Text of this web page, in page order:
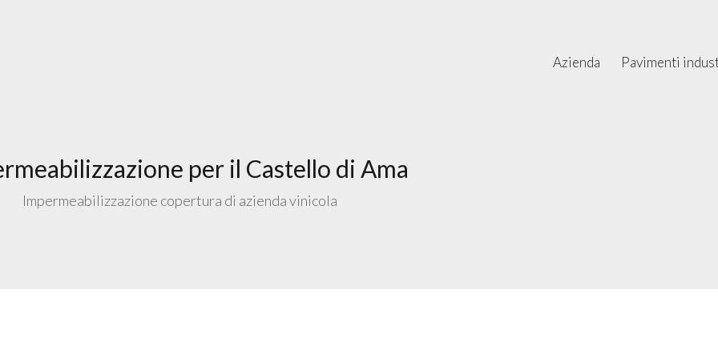
Azienda Pavimenti
per il Castello di Ama
Impermeabilizzazione copertura di azienda vinicola